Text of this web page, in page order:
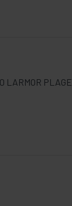
LARMOR PLAGE